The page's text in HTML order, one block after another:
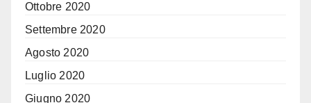
Ottobre 2020
Settembre 2020
Agosto 2020
Luglio 2020
Giugno 2020